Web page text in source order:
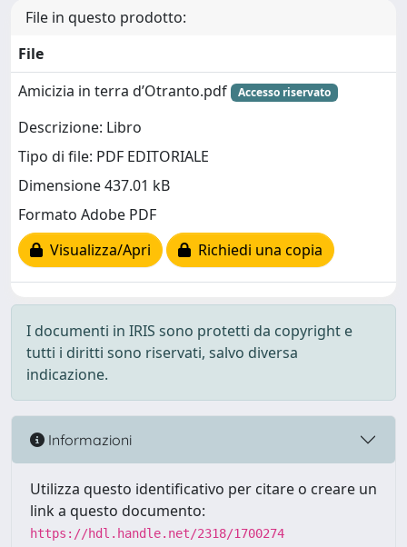
File in questo prodotto:
File
Amicizia in terra d’Otranto.pdf
Accesso riservato
Descrizione: Libro
Tipo di file: PDF EDITORIALE
Dimensione 437.01 kB
Formato Adobe PDF
Visualizza/Apri
Richiedi una copia
I documenti in IRIS sono protetti da copyright e
tutti i diritti sono riservati, salvo diversa
indicazione.
Informazioni
Utilizza questo identificativo per citare o creare un
link a questo documento:
https://hdl.handle.net/2318/1700274